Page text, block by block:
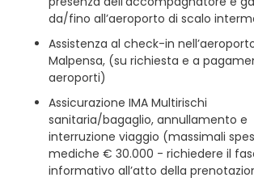
da/fino all’aeroporto di scalo
Assistenza al check-in
Malpensa, (su richiesta e a
aeroporti)
Assicurazione IMA Multirischi
sanitaria/bagaglio, annullamento e
interruzione viaggio (massimali
mediche € 30.000 - richiedere il
informativo all’atto della